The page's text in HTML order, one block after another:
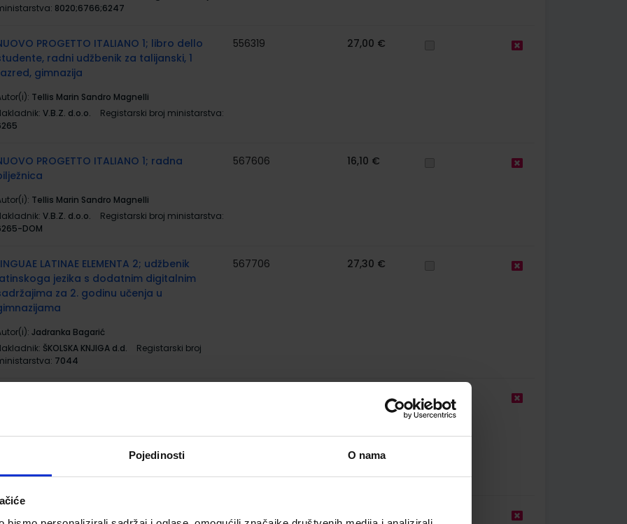
Pojedinosti O nama
8020;6766;6247
PROGETTO ITALIANO 1; libro dello
radni udžbenik za talijanski, 1
gimnazija
Tellis Marin Sandro Magnelli
V.B.Z. d.o.o.
Registarski broj ministarstva:
556319 27,00 €
PROGETTO ITALIANO 1; radna
Tellis Marin Sandro Magnelli
V.B.Z. d.o.o.
Registarski broj ministarstva:
DOM
567606 16,10 €
LATINAE ELEMENTA 2; udžbenik
jezika s dodatnim digitalnim
za 2. godinu učenja u
Jadranka Bagarić
ŠKOLSKA KNJIGA d.d.
Registarski broj
7044
567706 27,30 €
Branimir Dakić Neven Elezović
6677